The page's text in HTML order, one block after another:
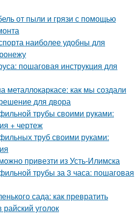
от пыли и грязи с помощью
наиболее удобны для
пошаговая инструкция для
металлокаркасе: как мы создали
для двора
трубы своими руками:
+ чертеж
труб своими руками:
привезти из Усть-Илимска
трубы за 3 часа: пошаговая
сада: как превратить
уголок